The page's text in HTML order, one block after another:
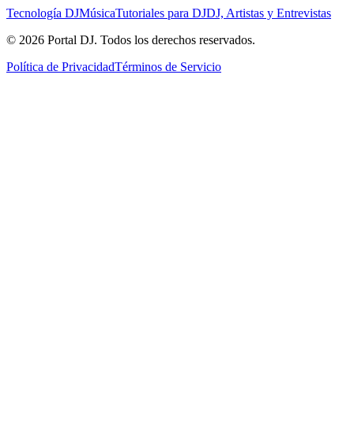
Tecnología DJMúsicaTutoriales para DJDJ, Artistas y Entrevistas
© 2026 Portal DJ. Todos los derechos reservados.
Política de PrivacidadTérminos de Servicio